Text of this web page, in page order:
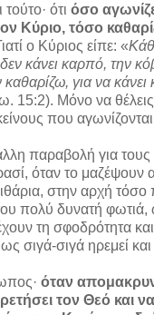
ότι όσο
Κύριο, τόσο
ο Κύριος είπε: «
κάνει καρπό, την
καθαρίζω, για να
15:2). Μόνο να θέλεις
που
παραβολή για
όταν το μαζέψουν
στην αρχή τόσο
πολύ δυνατή φωτιά,
τη σφοδρότητα
σιγά-σιγά ηρεμεί και
όταν
τον Θεό και